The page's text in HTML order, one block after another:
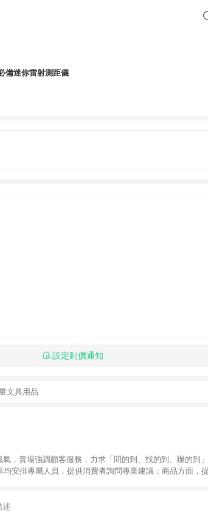
備迷你雷射測距儀
設定到價通知
文具用品
氣，賣場強調顧客服務，力求「問的到、找的到、辦的到
安排專屬人員，提供消費者詢問專業建議；商品方面，
挑選到商品(Simple to choose)、在最短的時間內完成訂
述